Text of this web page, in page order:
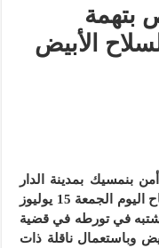
بتهمة
الأبيض
بنمسيك بمدينة الدار
البيضاء على النيابة العامة المختصة، صباح اليوم الجمعة 15 يوليوز
يبلغ من العمر 29 سنة، يشتبه في تورطه في قضية
وباستعمال ناقلة ذات